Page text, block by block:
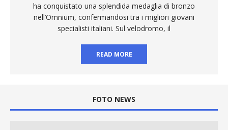
ha conquistato una splendida medaglia di bronzo
nell’Omnium, confermandosi tra i migliori giovani
specialisti italiani. Sul velodromo, il
READ MORE
FOTO NEWS